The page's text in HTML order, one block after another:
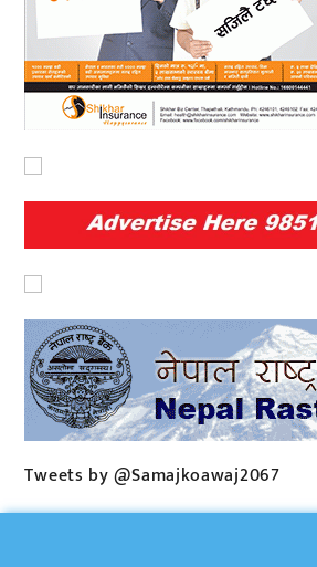
Tweets by @Samajkoawaj2067